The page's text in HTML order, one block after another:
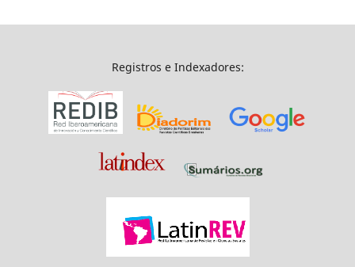
Registros e Indexadores: